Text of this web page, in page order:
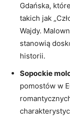
Gdańska,⁢
takich jak‍
Wajdy.
stanowią
historii.
Sopockie⁣
pomostów w